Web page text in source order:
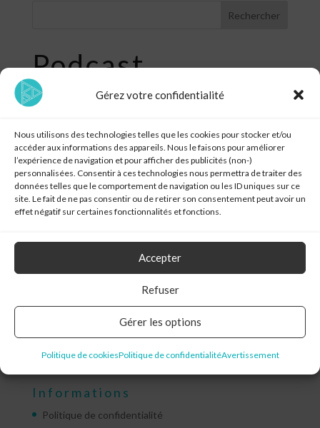
Gérez votre confidentialité
Nous utilisons des technologies telles que les cookies pour stocker et/ou
accéder aux informations des appareils. Nous le faisons pour améliorer
l’expérience de navigation et pour afficher des publicités (non-)
personnalisées. Consentir à ces technologies nous permettra de traiter des
données telles que le comportement de navigation ou les ID uniques sur ce
site. Le fait de ne pas consentir ou de retirer son consentement peut avoir un
effet négatif sur certaines fonctionnalités et fonctions.
Accepter
Refuser
Gérer les options
Politique de cookiesPolitique de confidentialitéAvertissement
Rechercher
Podcast
Les cas d’application du Design Thinking
Lancement d’un concept et création d’une marque
Google Ads VS Programmatique
Analytics
Design Thinking
Informations
Politique de confidentialité